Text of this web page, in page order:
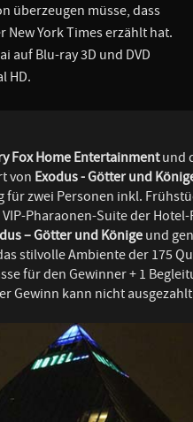
überzeugen müsse, dass
York Times erzählt hat.
auf Blu-ray 3D und DVD
HD.
Fox Home Entertainmentund
von Exodus - Götter und
für zwei Personen inkl.
Pharaonen-Suite der
– Götter und Könige und
stilvolle Ambiente der 175
für den Gewinner + 1
Gewinn kann nicht